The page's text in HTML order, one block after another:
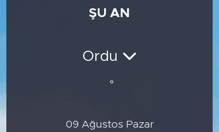
ŞU AN
Ordu
°
09 Ağustos Pazar